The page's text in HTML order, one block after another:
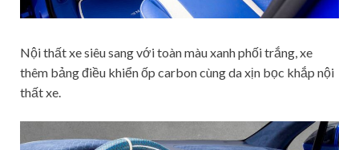
Nội thất xe siêu sang với toàn màu xanh phối trắng, xe
thêm bảng điều khiển ốp carbon cùng da xịn bọc khắp nội
thất xe.